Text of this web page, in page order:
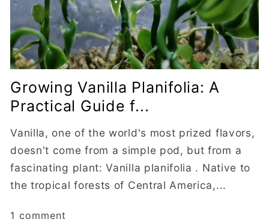
Growing Vanilla Planifolia: A
Practical Guide f...
Vanilla, one of the world's most prized flavors,
doesn't come from a simple pod, but from a
fascinating plant: Vanilla planifolia . Native to
the tropical forests of Central America,...
1 comment